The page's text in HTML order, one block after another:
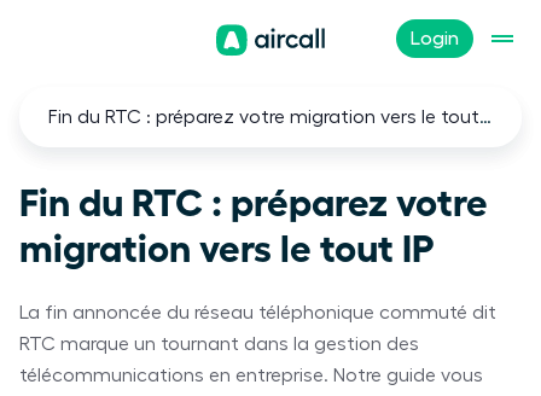
Login
Fin du RTC : préparez votre migration vers le tout IP
Fin du RTC : préparez votre
migration vers le tout IP
La fin annoncée du réseau téléphonique commuté dit
RTC marque un tournant dans la gestion des
télécommunications en entreprise. Notre guide vous